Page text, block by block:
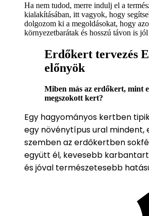
Ha nem tudod, merre indulj el a
kialakításában, itt vagyok, hogy
dolgozom ki a megoldásokat, hogy
környezetbarátak és hosszú távon is
Erdőkert tervezés
előnyök
Miben más az erdőkert, mint
megszokott kert?
Egy hagyományos kertben
egy növénytípus ural mindent,
szemben az erdőkertben
együtt él, kevesebb
és jóval természetesebb